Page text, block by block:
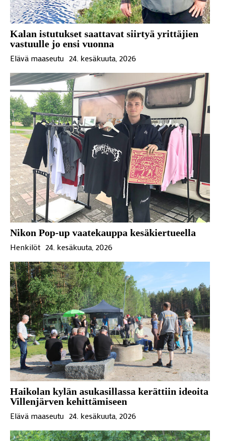
Kalan istutukset saattavat siirtyä yrittäjien
vastuulle jo ensi vuonna
Elävä maaseutu 24. kesäkuuta, 2026
Nikon Pop-up vaatekauppa kesäkiertueella
Henkilöt 24. kesäkuuta, 2026
Haikolan kylän asukasillassa kerättiin ideoita
Villenjärven kehittämiseen
Elävä maaseutu 24. kesäkuuta, 2026